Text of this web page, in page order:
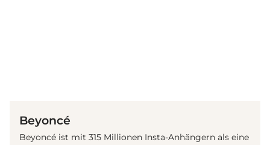
Beyoncé
Beyoncé ist mit 315 Millionen Insta-Anhängern als eine